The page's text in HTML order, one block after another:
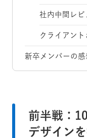
社内中間レビ
クライアン
新卒メンバーの感
前半戦：
デザインを